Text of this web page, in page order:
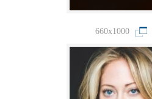
660x1000